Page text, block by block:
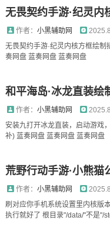
无畏契约手游·纪灵内
作者： 小黑辅助网
无畏契约手游·纪灵内核方框绘
奏网盘 蓝奏网盘 蓝奏网盘
和平海岛·冰龙直装绘
作者： 小黑辅助网
安装九打开冰龙直装，启动游戏
补) 蓝奏网盘 蓝奏网盘 蓝奏网盘
荒野行动手游·小熊猫
作者： 小黑辅助网
刷对应你手机系统设置里内核版
执行就好了 根目录"/data/"不是"/